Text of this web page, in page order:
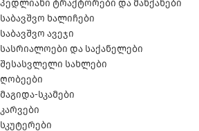
პედლიანი ტრაქტორები და მანქანები
საბავშვო ხალიჩები
საბავშვო ავეჯი
სასრიალოები და საქანელები
შესასვლელი სახლები
ღობეები
მაგიდა-სკამები
კარვები
სკუტერები